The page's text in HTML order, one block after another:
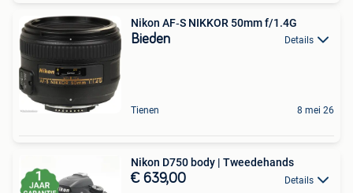
Nikon AF‑S NIKKOR 50mm f/1.4G
Bieden Details
Tienen 8 mei 26
Nikon D750 body | Tweedehands
€ 639,00 Details